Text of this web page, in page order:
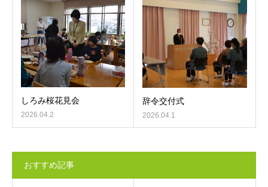
しろみ桜花見会
2026.04.2
辞令交付式
2026.04.1
おすすめ記事